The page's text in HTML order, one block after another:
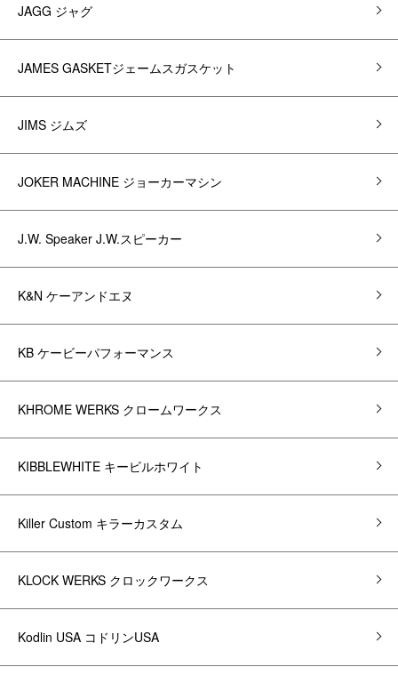
JAGG ジャグ
JAMES GASKETジェームスガスケット
JIMS ジムズ
JOKER MACHINE ジョーカーマシン
J.W. Speaker J.W.スピーカー
K&N ケーアンドエヌ
KB ケービーパフォーマンス
KHROME WERKS クロームワークス
KIBBLEWHITE キービルホワイト
Killer Custom キラーカスタム
KLOCK WERKS クロックワークス
Kodlin USA コドリンUSA